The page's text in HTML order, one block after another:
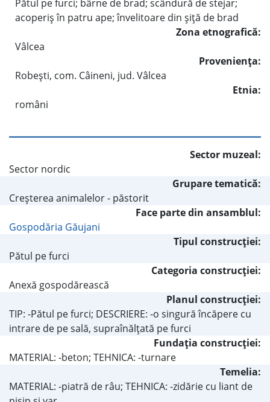
Pătul pe furci; bârne de brad; scândură de stejar;
acoperiş în patru ape; învelitoare din şiţă de brad
Zona etnografică:
Vâlcea
Provenienţa:
Robeşti, com. Câineni, jud. Vâlcea
Etnia:
români
Sector muzeal:
Sector nordic
Grupare tematică:
Creşterea animalelor - păstorit
Face parte din ansamblul:
Gospodăria Găujani
Tipul construcţiei:
Pătul pe furci
Categoria construcţiei:
Anexă gospodărească
Planul construcţiei:
TIP: -Pătul pe furci; DESCRIERE: -o singură încăpere cu
intrare de pe sală, supraînălţată pe furci
Fundaţia construcţiei:
MATERIAL: -beton; TEHNICA: -turnare
Temelia:
MATERIAL: -piatră de râu; TEHNICA: -zidărie cu liant de